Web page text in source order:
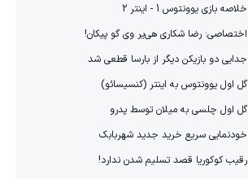
خلاصه بازی یوونتوس 1 - اینتر 2
اختصاصی: رضا شکاری هی‌یر وی‌ گو پیکان!
جدایی دو بازیکن دیگر از بارسا قطعی شد
گل اول یوونتوس به اینتر (کنسیسائو)
گل اول چلسی به میلان توسط پدرو
خودنمایی سریع خرید جدید شهربابک
رقیب کوکوریا قصد تسلیم شدن ندارد!